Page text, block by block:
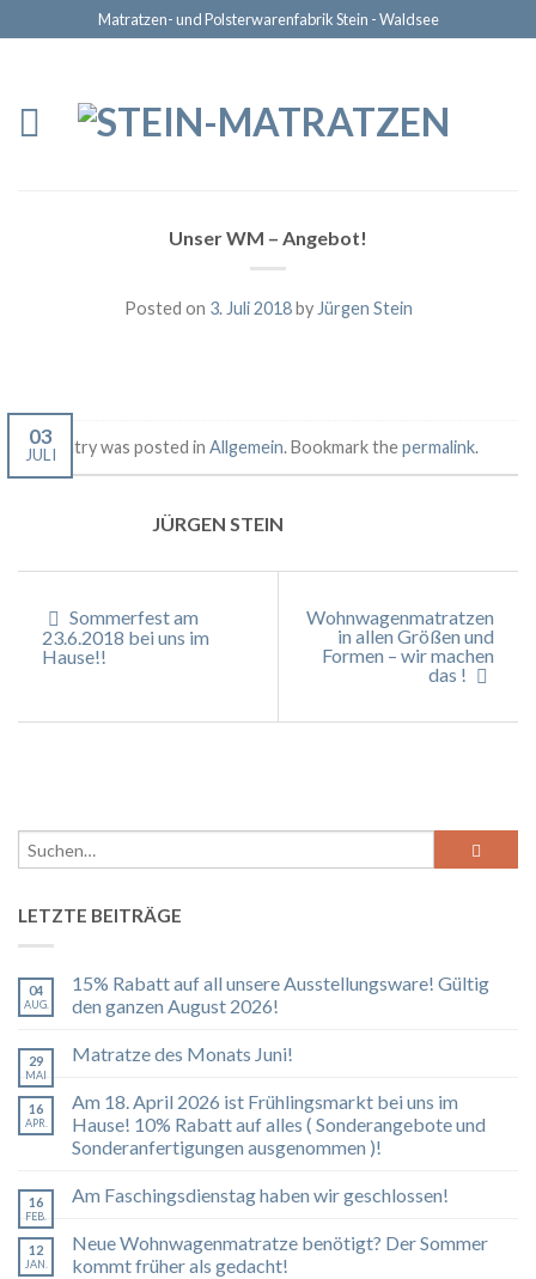
Matratzen- und Polsterwarenfabrik Stein - Waldsee
Unser WM – Angebot!
Posted on 3. Juli 2018by Jürgen Stein
03
JULI
This entry was posted in Allgemein. Bookmark thepermalink.
JÜRGEN STEIN
Sommerfest am
23.6.2018 bei uns im
Hause!!
Wohnwagenmatratzen
in allen Größen und
Formen – wir machen
das !
LETZTE BEITRÄGE
04
AUG.
15% Rabatt auf all unsere Ausstellungsware! Gültig
den ganzen August 2026!
29
MAI
Matratze des Monats Juni!
16
APR.
Am 18. April 2026 ist Frühlingsmarkt bei uns im
Hause! 10% Rabatt auf alles ( Sonderangebote und
Sonderanfertigungen ausgenommen )!
16
FEB.
Am Faschingsdienstag haben wir geschlossen!
12
JAN.
Neue Wohnwagenmatratze benötigt? Der Sommer
kommt früher als gedacht!